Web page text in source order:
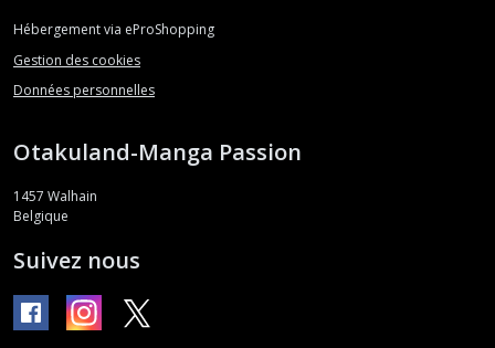
Hébergement via eProShopping
Gestion des cookies
Données personnelles
Otakuland-Manga Passion
1457 Walhain
Belgique
Suivez nous